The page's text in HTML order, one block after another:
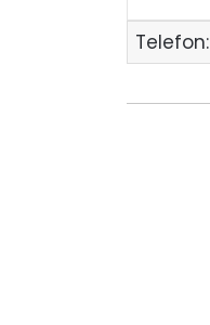
Telefon: